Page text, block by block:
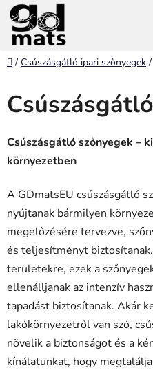
Ugrás
tartalomhoz
Kezdőlap
/ Csúszásgátló ipari szőnyegek /
O
l
d
a
l
s
ó
p
a
n
e
l
Csúszásgátló szőnyegek –
környezetben
A GDmatsEU csúszásgátló
nyújtanak bármilyen
megelőzésére tervezve,
és teljesítményt
területekre, ezek a
ellenálljanak az intenzív
tapadást biztosítanak. Akár
lakókörnyezetről van szó,
növelik a biztonságot és a
kínálatunkat, hogy